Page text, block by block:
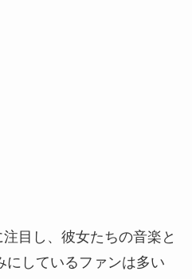
目し、彼女たちの音楽と
にしているファンは多い